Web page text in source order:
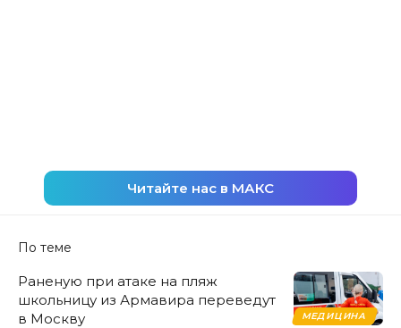
Читайте нас в МАКС
По теме
МЕДИЦИНА
Раненую при атаке на пляж
школьницу из Армавира переведут
в Москву